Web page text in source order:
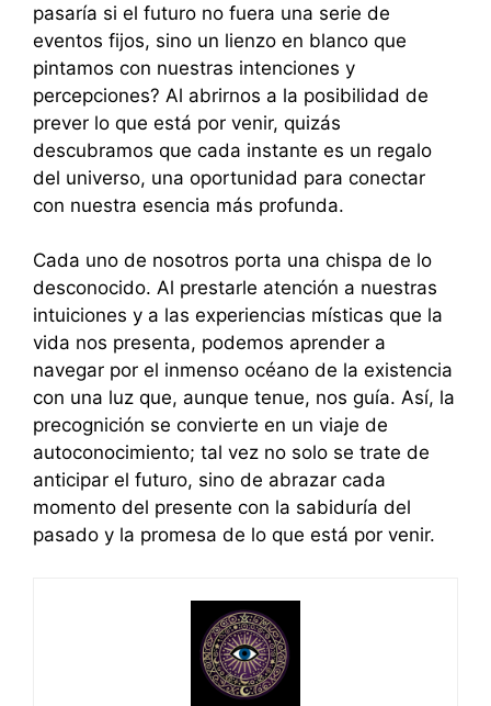
pasaría si el futuro no fuera una serie de
eventos fijos, sino un lienzo en blanco que
pintamos con nuestras intenciones y
percepciones? Al abrirnos a la posibilidad de
prever lo que está por venir, quizás
descubramos que cada instante es un regalo
del universo, una oportunidad para conectar
con nuestra esencia más profunda.
Cada uno de nosotros porta una chispa de lo
desconocido. Al prestarle atención a nuestras
intuiciones y a las experiencias místicas que la
vida nos presenta, podemos aprender a
navegar por el inmenso océano de la existencia
con una luz que, aunque tenue, nos guía. Así, la
precognición se convierte en un viaje de
autoconocimiento; tal vez no solo se trate de
anticipar el futuro, sino de abrazar cada
momento del presente con la sabiduría del
pasado y la promesa de lo que está por venir.